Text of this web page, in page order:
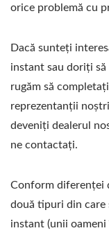
orice problemă cu
Dacă sunteți
instant sau doriți
rugăm să
reprezentanții
deveniți dealerul
ne contactați.
Conform diferenței
două tipuri din care
instant (unii oameni